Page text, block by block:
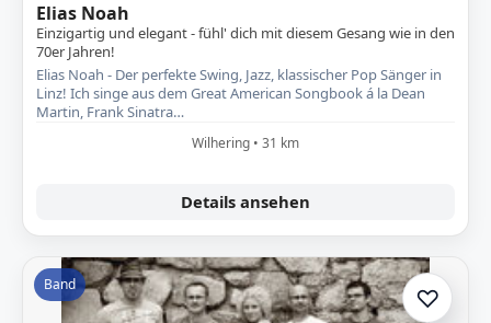
Elias Noah
Einzigartig und elegant - fühl' dich mit diesem Gesang wie in den
70er Jahren!
Elias Noah - Der perfekte Swing, Jazz, klassischer Pop Sänger in
Linz! Ich singe aus dem Great American Songbook á la Dean
Martin, Frank Sinatra…
Wilhering • 31 km
Details ansehen
Band ♡Zur